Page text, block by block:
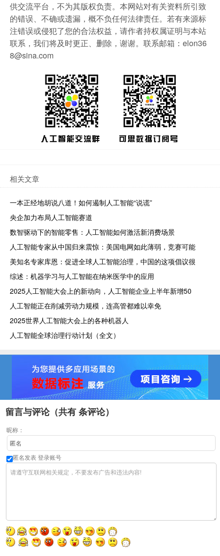
供交流平台，不为其版权负责。本网站对有关资料所引致
的错误、不确或遗漏，概不负任何法律责任。若有来源标
注错误或侵犯了您的合法权益，请作者持权属证明与本站
联系，我们将及时更正、删除，谢谢。联系邮箱：elon36
8@sina.com
相关文章
一本正经地胡说八道！如何遏制人工智能“说谎”
央企加力布局人工智能赛道
数智驱动下的智能零售：人工智能如何激活新消费场景
人工智能专家从中国归来震惊：美国电网如此薄弱，竞赛可能
美知名专家库恩：促进全球人工智能治理，中国的这项倡议很
综述：机器学习与人工智能在纳米医学中的应用
2025人工智能大会上的新动向，人工智能企业上半年新增50
人工智能正在削减劳动力规模，连高管都难以幸免
2025世界人工智能大会上的各种机器人
人工智能全球治理行动计划（全文）
留言与评论（共有条评论）
昵称：
匿名发表登录账号